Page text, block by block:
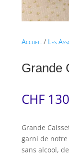
Accueil/ Les
Grande
CHF
Grande
garni de
sans alcool,